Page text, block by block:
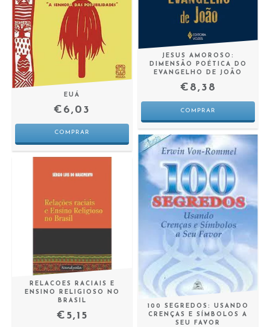
EUÁ
€6,03
JESUS AMOROSO:
DIMENSÃO POÉTICA DO
EVANGELHO DE JOÃO
€8,38
RELACOES RACIAIS E
ENSINO RELIGIOSO NO
BRASIL
€5,15
100 SEGREDOS: USANDO
CRENÇAS E SÍMBOLOS A
SEU FAVOR